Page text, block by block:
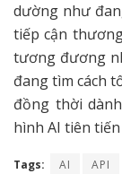
dường như
tiếp cận
tương đương
đang tìm cách
đồng thời
hình AI tiên
Tags: AI API